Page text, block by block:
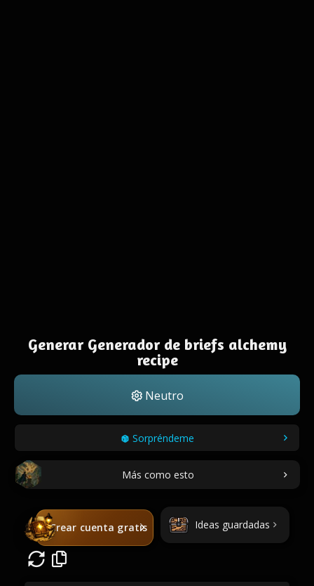
Generar Generador de briefs alchemy
recipe
Neutro
Sorpréndeme
Más como esto
Crear cuenta gratis Ideas guardadas